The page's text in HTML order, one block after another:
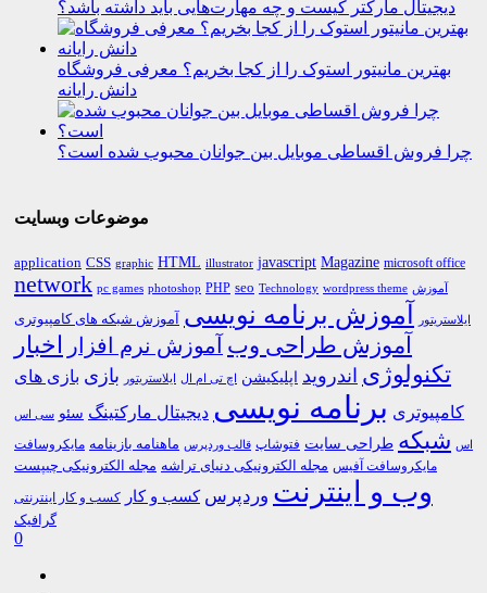
دیجیتال مارکتر کیست و چه مهارت‌هایی باید داشته باشد؟
بهترین مانیتور استوک را از کجا بخریم؟ معرفی فروشگاه
دانش رایانه
چرا فروش اقساطی موبایل بین جوانان محبوب شده است؟
موضوعات وبسایت
application CSS graphic HTML illustrator javascript Magazine microsoft office
network pc games photoshop PHP seo Technology wordpress theme آموزش
ایلاستریتور آموزش برنامه نویسی آموزش شبکه های کامپیوتری
آموزش طراحی وب آموزش نرم افزار اخبار
تکنولوژی اندروید اپلیکیشن اچ تی ام ال ایلاستریتور بازی بازی های
کامپیوتری برنامه نویسی دیجیتال مارکتینگ سئو سی اس
اس شبکه طراحی سایت فتوشاپ قالب وردپرس ماهنامه بازینامه مایکروسافت
مایکروسافت آفیس مجله الکترونیکی دنیای تراشه مجله الکترونیکی چیپست
وب و اینترنت وردپرس کسب و کار کسب و کار اینترنتی
گرافیک
0